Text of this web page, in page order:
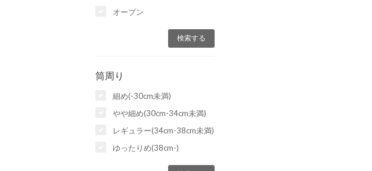
オープン
筒周り
細め(-30cm未満)
やや細め(30cm-34cm未満)
レギュラー(34cm-38cm未満)
ゆったりめ(38cm-)